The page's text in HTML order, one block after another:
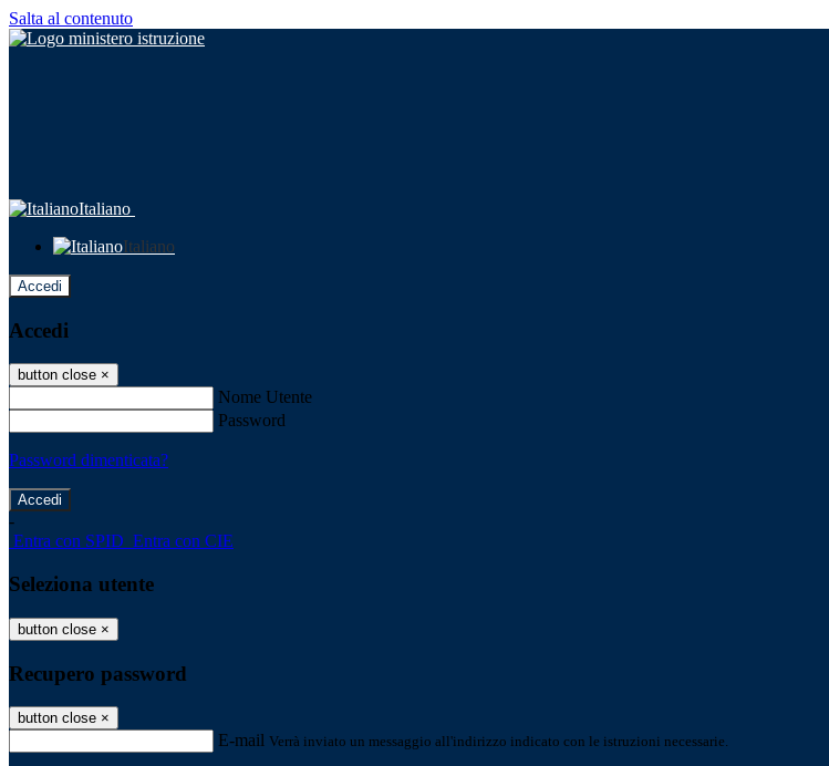
Salta al contenuto
Italiano
Italiano
Accedi
Accedi
button close ×
Nome Utente
Password
Password dimenticata?
-
Entra con SPID Entra con CIE
Seleziona utente
button close ×
Recupero password
button close ×
E-mail Verrà inviato un messaggio all'indirizzo indicato con le istruzioni necessarie.